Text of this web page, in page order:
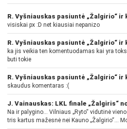
visiskai px :D net kiausiai nepanizo
ka jis veikia ten komentuodamas kai yra
buti tokie
skaudus komentaras :(
Na ir palygino... Vilniaus „Ryto“ vidutinė
tris kartus mažesnė nei Kauno „Žalgirio“...